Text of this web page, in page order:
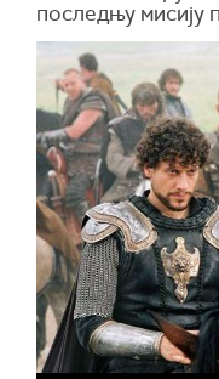
последњу мисију